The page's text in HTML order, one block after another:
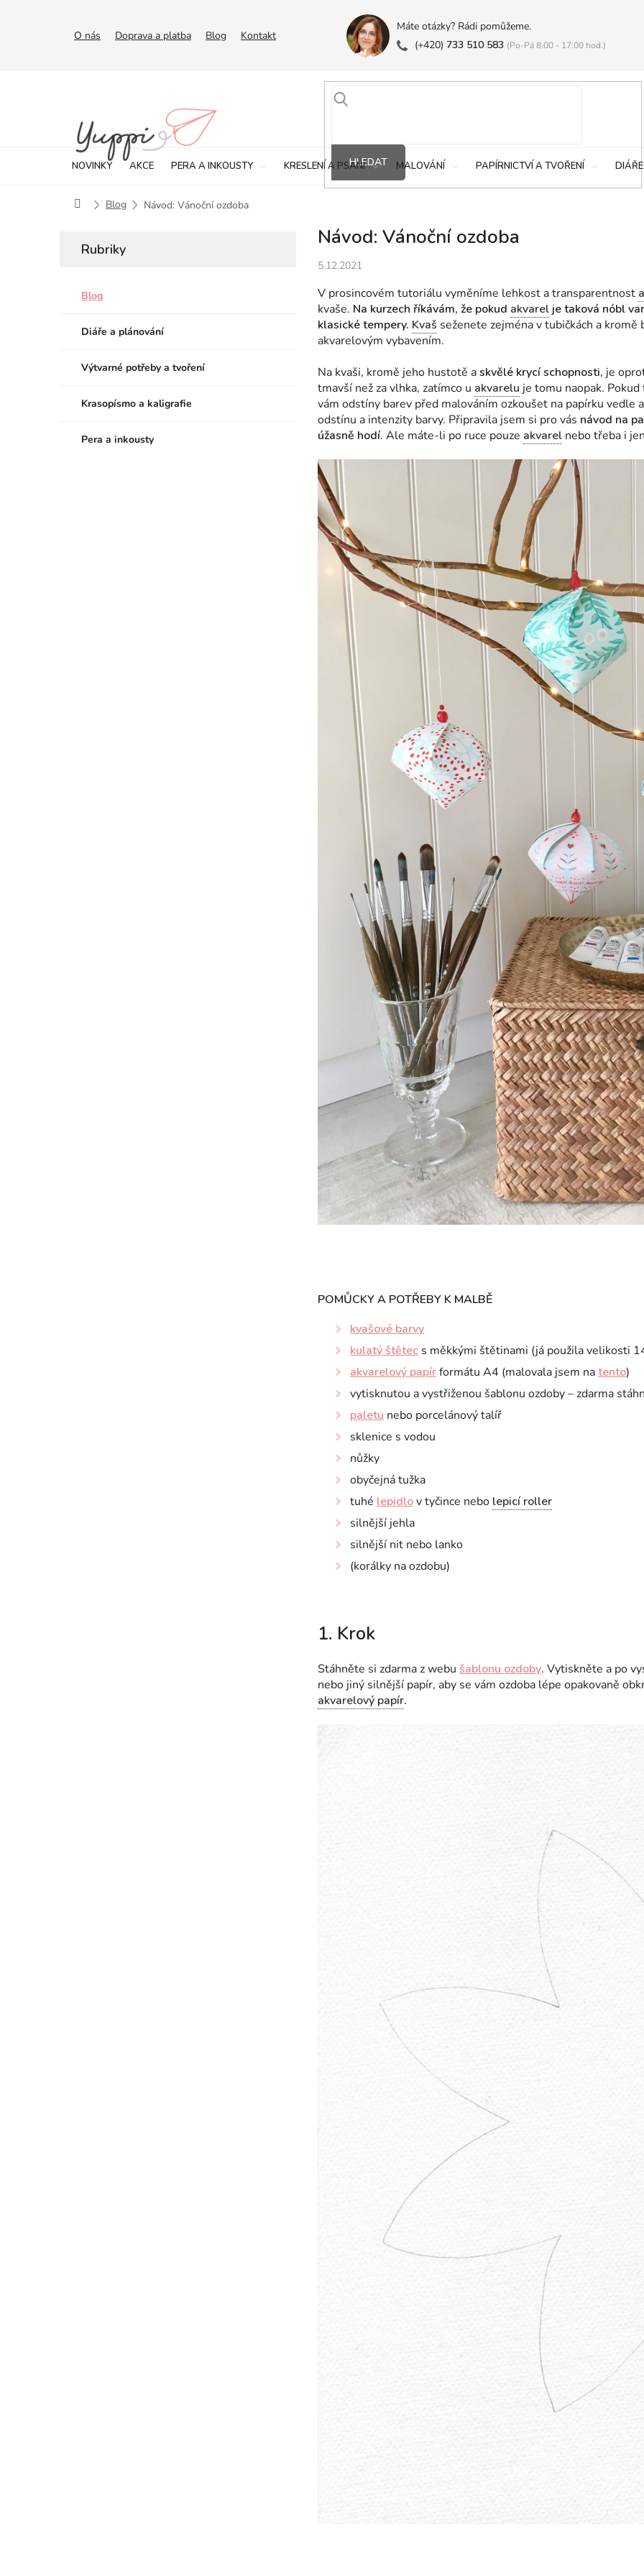
O nás Doprava a platba Blog Kontakt
Máte otázky? Rádi pomůžeme.
(+420) 733 510 583 (Po-Pá 8:00 - 17:00 hod.)
HLEDAT
NOVINKY AKCE PERA A INKOUSTY KRESLENÍ A PSANÍ MALOVÁNÍ PAPÍRNICTVÍ A TVOŘENÍ
DomůBlog Návod: Vánoční ozdoba
Rubriky
Blog
Diáře a plánování
Výtvarné potřeby a tvoření
Krasopísmo a kaligrafie
Pera a inkousty
Návod: Vánoční ozdoba
5.12.2021
V prosincovém tutoriálu vyměníme lehkost a transparentnost
kvaše. Na kurzech říkávám, že pokud akvarel je taková nóbl
klasické tempery. Kvaš seženete zejména v tubičkách a
akvarelovým vybavením.
Na kvaši, kromě jeho hustotě askvělé krycí schopnosti, je
tmavší než za vlhka, zatímco u akvarelu je tomu naopak.
vám odstíny barev před malováním ozkoušet na papírku vedle
odstínu a intenzity barvy. Připravila jsem si pro vás návod na
úžasně hodí. Ale máte-li po ruce pouze akvarel nebo třeba i
POMŮCKY A POTŘEBY K MALBĚ
kvašové barvy
kulatý štětec s měkkými štětinami (já použila velikosti
akvarelový papírformátu A4 (malovala jsem natento)
vytisknutou a vystřiženou šablonu ozdoby – zdarma
paletu nebo porcelánový talíř
sklenice s vodou
nůžky
obyčejná tužka
tuhé lepidlov tyčince nebo lepicí roller
silnější jehla
silnější nit nebo lanko
(korálky na ozdobu)
1. Krok
Stáhněte si zdarma z webu šablonu ozdoby. Vytiskněte a po
nebo jiný silnější papír, aby se vám ozdoba lépe opakovaně
akvarelový papír.